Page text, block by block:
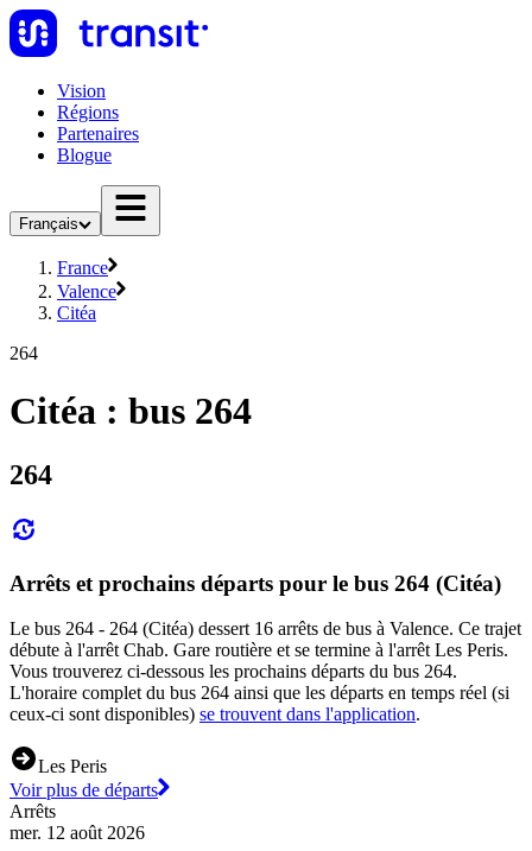
Vision
Régions
Partenaires
Blogue
Français
France
Valence
Citéa
264
Citéa : bus 264
264
Arrêts et prochains départs pour le bus 264 (Citéa)
Le bus 264 - 264 (Citéa) dessert 16 arrêts de bus à Valence. Ce trajet
débute à l'arrêt Chab. Gare routière et se termine à l'arrêt Les Peris.
Vous trouverez ci-dessous les prochains départs du bus 264.
L'horaire complet du bus 264 ainsi que les départs en temps réel (si
ceux-ci sont disponibles) se trouvent dans l'application.
Les Peris
Voir plus de départs
Arrêts
mer. 12 août 2026